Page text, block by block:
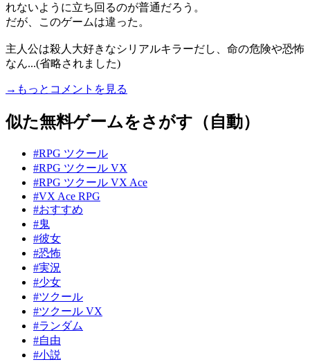
れないように立ち回るのが普通だろう。
だが、このゲームは違った。
主人公は殺人大好きなシリアルキラーだし、命の危険や恐怖
なん...(省略されました)
→もっとコメントを見る
似た無料ゲームをさがす（自動）
#RPG ツクール
#RPG ツクール VX
#RPG ツクール VX Ace
#VX Ace RPG
#おすすめ
#鬼
#彼女
#恐怖
#実況
#少女
#ツクール
#ツクール VX
#ランダム
#自由
#小説